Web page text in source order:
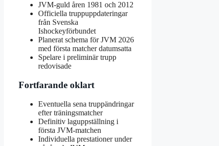
JVM-guld åren 1981 och 2012
Officiella truppuppdateringar
från Svenska
Ishockeyförbundet
Planerat schema för JVM 2026
med första matcher datumsatta
Spelare i preliminär trupp
redovisade
Fortfarande oklart
Eventuella sena truppändringar
efter träningsmatcher
Definitiv laguppställning i
första JVM-matchen
Individuella prestationer under